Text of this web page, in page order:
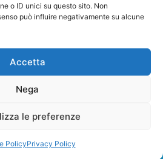
o ID unici su questo sito. Non
può influire negativamente su alcune
Accetta
Nega
le preferenze
PolicyPrivacy Policy
Brambilla – P.IVA: 01783780164